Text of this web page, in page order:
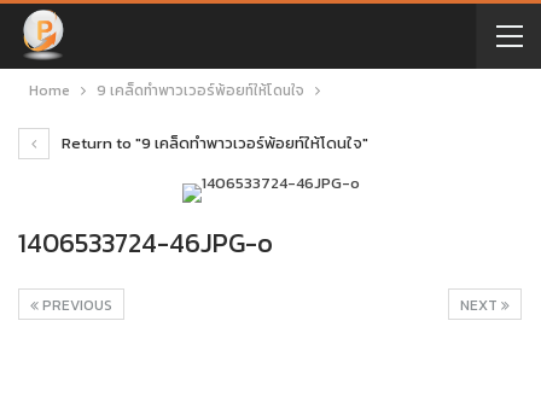
Home 9 เคล็ดทำพาวเวอร์พ้อยท์ให้โดนใจ
Return to "9 เคล็ดทำพาวเวอร์พ้อยท์ให้โดนใจ"
1406533724-46JPG-o
NEXT
PREVIOUS